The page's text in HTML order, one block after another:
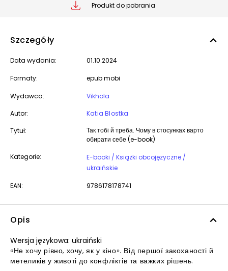
Produkt do pobrania
Szczegóły
Data wydania: 01.10.2024
Formaty: epub mobi
Wydawca:
Vikhola
Autor:
Katia Blostka
Tytuł:
Так тобі й треба. Чому в стосунках варто
обирати себе (e-book)
Kategorie:
E-booki / Książki obcojęzyczne /
ukraińskie
EAN: 9786178178741
Opis
Wersja językowa: ukraiński
«Не хочу рівно, хочу, як у кіно». Від першої закоханості й
метеликів у животі до конфліктів та важких рішень.